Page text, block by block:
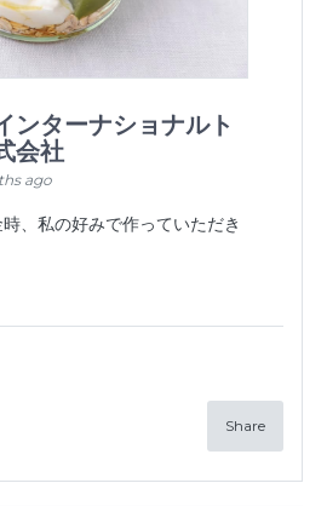
ンターナショナルト
会社
ago
、私の好みで作っていただき
Share